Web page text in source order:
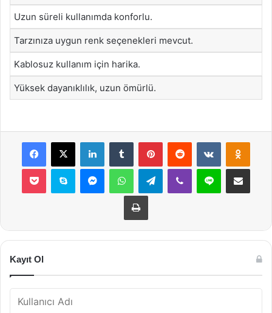
Uzun süreli kullanımda konforlu.
Tarzınıza uygun renk seçenekleri mevcut.
Kablosuz kullanım için harika.
Yüksek dayanıklılık, uzun ömürlü.
Facebook
X LinkedInTumblr PinterestReddit VKontakte
Pocket Skype MessengerWhatsAppTelegramViber Line E-Posta ile
Yazdır
Kayıt Ol